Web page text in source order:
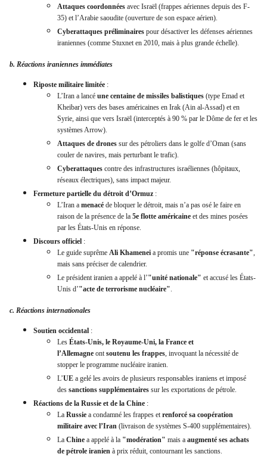
Attaques coordonnées avec Israël (frappes aériennes depuis des F-
35) et l’Arabie saoudite (ouverture de son espace aérien).
Cyberattaques préliminaires pour désactiver les défenses aériennes
iraniennes (comme Stuxnet en 2010, mais à plus grande échelle).
b. Réactions iraniennes immédiates
Riposte militaire limitée :
L’Iran a lancé une centaine de missiles balistiques (type Emad et
Kheibar) vers des bases américaines en Irak (Ain al-Assad) et en
Syrie, ainsi que vers Israël (interceptés à 90 % par le Dôme de fer et les
systèmes Arrow).
Attaques de drones sur des pétroliers dans le golfe d’Oman (sans
couler de navires, mais perturbant le trafic).
Cyberattaques contre des infrastructures israéliennes (hôpitaux,
réseaux électriques), sans impact majeur.
Fermeture partielle du détroit d’Ormuz :
L’Iran a menacé de bloquer le détroit, mais n’a pas osé le faire en
raison de la présence de la 5e flotte américaine et des mines posées
par les États-Unis en réponse.
Discours officiel :
Le guide suprême Ali Khamenei a promis une "réponse écrasante",
mais sans préciser de calendrier.
Le président iranien a appelé à l’"unité nationale" et accusé les États-
Unis d’"acte de terrorisme nucléaire".
c. Réactions internationales
Soutien occidental :
Les États-Unis, le Royaume-Uni, la France et
l’Allemagne ontsoutenu les frappes, invoquant la nécessité de
stopper le programme nucléaire iranien.
L’UE a gelé les avoirs de plusieurs responsables iraniens et imposé
des sanctions supplémentaires sur les exportations de pétrole.
Réactions de la Russie et de la Chine :
La Russie a condamné les frappes etrenforcé sa coopération
militaire avec l’Iran (livraison de systèmes S-400 supplémentaires).
La Chine a appelé à la "modération" mais a augmenté ses achats
de pétrole iranien à prix réduit, contournant les sanctions.